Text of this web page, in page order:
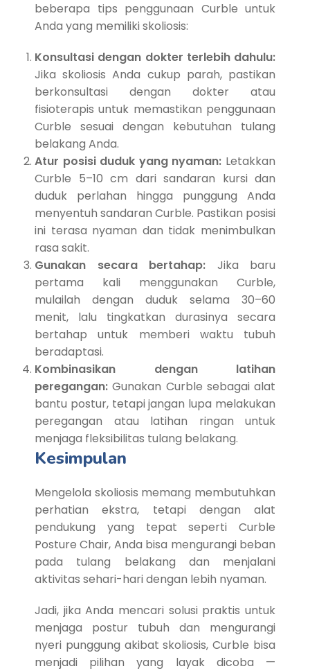
beberapa tips penggunaan Curble untuk
Anda yang memiliki skoliosis:
Konsultasi dengan dokter terlebih dahulu:
Jika skoliosis Anda cukup parah, pastikan
berkonsultasi dengan dokter atau
fisioterapis untuk memastikan penggunaan
Curble sesuai dengan kebutuhan tulang
belakang Anda.
Atur posisi duduk yang nyaman: Letakkan
Curble 5–10 cm dari sandaran kursi dan
duduk perlahan hingga punggung Anda
menyentuh sandaran Curble. Pastikan posisi
ini terasa nyaman dan tidak menimbulkan
rasa sakit.
Gunakan secara bertahap: Jika baru
pertama kali menggunakan Curble,
mulailah dengan duduk selama 30–60
menit, lalu tingkatkan durasinya secara
bertahap untuk memberi waktu tubuh
beradaptasi.
Kombinasikan dengan latihan
peregangan: Gunakan Curble sebagai alat
bantu postur, tetapi jangan lupa melakukan
peregangan atau latihan ringan untuk
menjaga fleksibilitas tulang belakang.
Kesimpulan
Mengelola skoliosis memang membutuhkan
perhatian ekstra, tetapi dengan alat
pendukung yang tepat seperti Curble
Posture Chair, Anda bisa mengurangi beban
pada tulang belakang dan menjalani
aktivitas sehari-hari dengan lebih nyaman.
Jadi, jika Anda mencari solusi praktis untuk
menjaga postur tubuh dan mengurangi
nyeri punggung akibat skoliosis, Curble bisa
menjadi pilihan yang layak dicoba —